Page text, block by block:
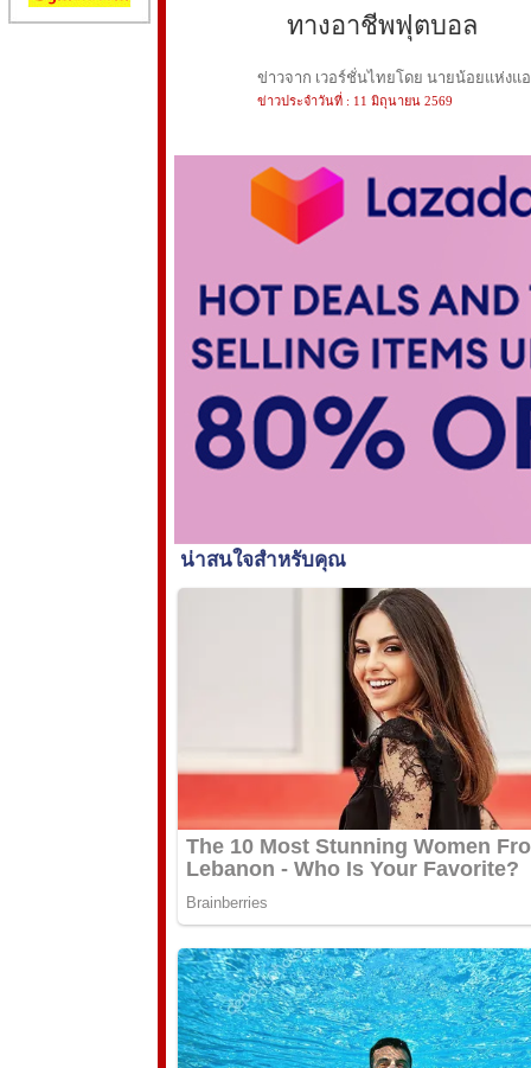
ทางอาชีพฟุตบอล
ข่าวจาก เวอร์ชั่นไทยโดย นายน้อยแห่งแ
ข่าวประจำวันที่ : 11 มิถุนายน 2569